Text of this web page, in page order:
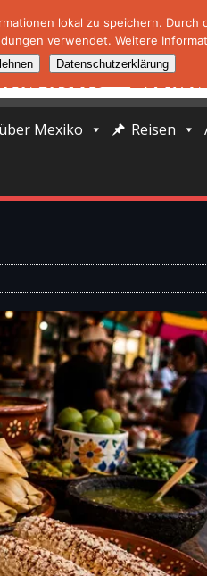
Mexiko Reisen
lokal zu speichern.
verwendet. Weitere
Datenschutzerklärung